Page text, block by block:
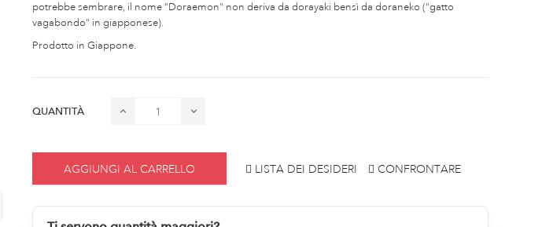
potrebbe sembrare, il nome "Doraemon" non deriva da dorayaki bensì da doraneko ("gatto
vagabondo" in giapponese).
Prodotto in Giappone.
QUANTITÀ
AGGIUNGI AL CARRELLO LISTA DEI DESIDERI CONFRONTARE